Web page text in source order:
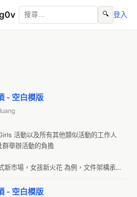
🔍 登入
- 空白模版
活動以及所有其他類似活動的工作人
群舉辦活動的負擔
新市場，女孩新火花 為例，文件架構承襲
開炮 、 會議不錯但是有很多部分想說 中
- 空白模版